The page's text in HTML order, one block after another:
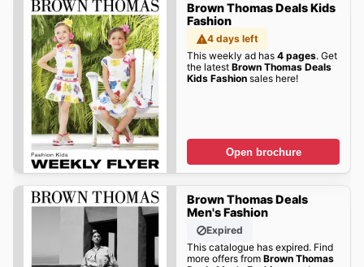
Brown Thomas Deals Kids
Fashion
4 days left
This weekly ad has 4 pages. Get
the latest Brown Thomas Deals
Kids Fashionsales here!
Open brochure
Brown Thomas Deals
Men's Fashion
Expired
This catalogue has expired. Find
more offers from Brown Thomas